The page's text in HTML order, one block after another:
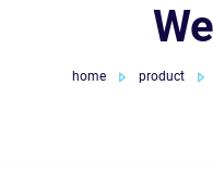
home product